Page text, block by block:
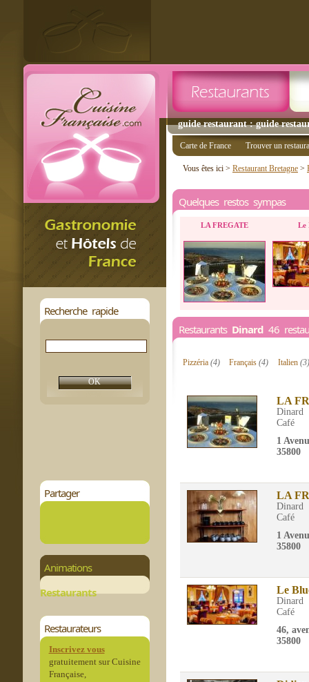
guide restaurant : guide
Recherche rapide
Partager
Animations
Restaurants
Restaurateurs
Inscrivez vous
gratuitement sur Cuisine
Française,
Carte de France Trouver un
Vous êtes ici > Restaurant Bretagne >
Quelques restos sympas
LA FREGATE Le
Restaurants Dinard 46
Pizzéria (4) Français(4) Italien (3)
LA
Dinard
Café
1
35800
LA
Dinard
Café
1
35800
Le
Dinard
Café
46,
35800